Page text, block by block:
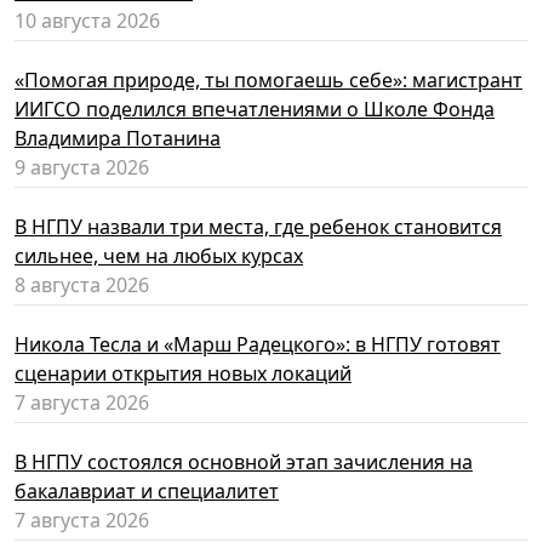
10 августа 2026
«Помогая природе, ты помогаешь себе»: магистрант
ИИГСО поделился впечатлениями о Школе Фонда
Владимира Потанина
9 августа 2026
В НГПУ назвали три места, где ребенок становится
сильнее, чем на любых курсах
8 августа 2026
Никола Тесла и «Марш Радецкого»: в НГПУ готовят
сценарии открытия новых локаций
7 августа 2026
В НГПУ состоялся основной этап зачисления на
бакалавриат и специалитет
7 августа 2026